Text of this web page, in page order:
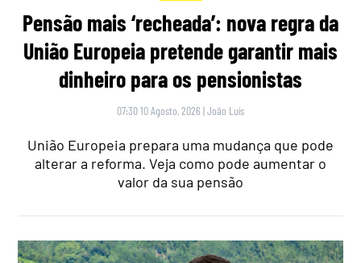
Pensão mais ‘recheada’: nova regra da
União Europeia pretende garantir mais
dinheiro para os pensionistas
07:30 10 Agosto, 2026 |João Luís
União Europeia prepara uma mudança que pode
alterar a reforma. Veja como pode aumentar o
valor da sua pensão